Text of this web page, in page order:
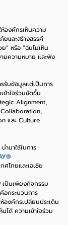
องค์กรเห็นความ
และสร้างสรรค์
” หรือ “ฉันไม่เห็น
ายความหมาย และฟัง
รับข้อมูลแต่เป็นการ
ข้าใจร่วมชัดขึ้น
Alignment,
และ Culture
นำมาใช้ในการ
ศไทยและเอเชีย
เป็นเพียงกิจกรรม
อกระบวนการ
งค์กรเปลี่ยนประเด็น
ได้ ความเข้าใจร่วม